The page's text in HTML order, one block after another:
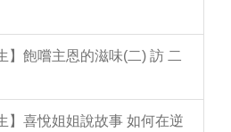
】飽嚐主恩的滋味(二) 訪 二
】喜悅姐姐說故事 如何在逆